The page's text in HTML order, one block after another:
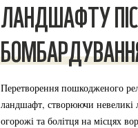
ЛАНДШАФТУ
Перетворення пошкодженого
ландшафт, створюючи невеликі
огорожі та болітця на місцях